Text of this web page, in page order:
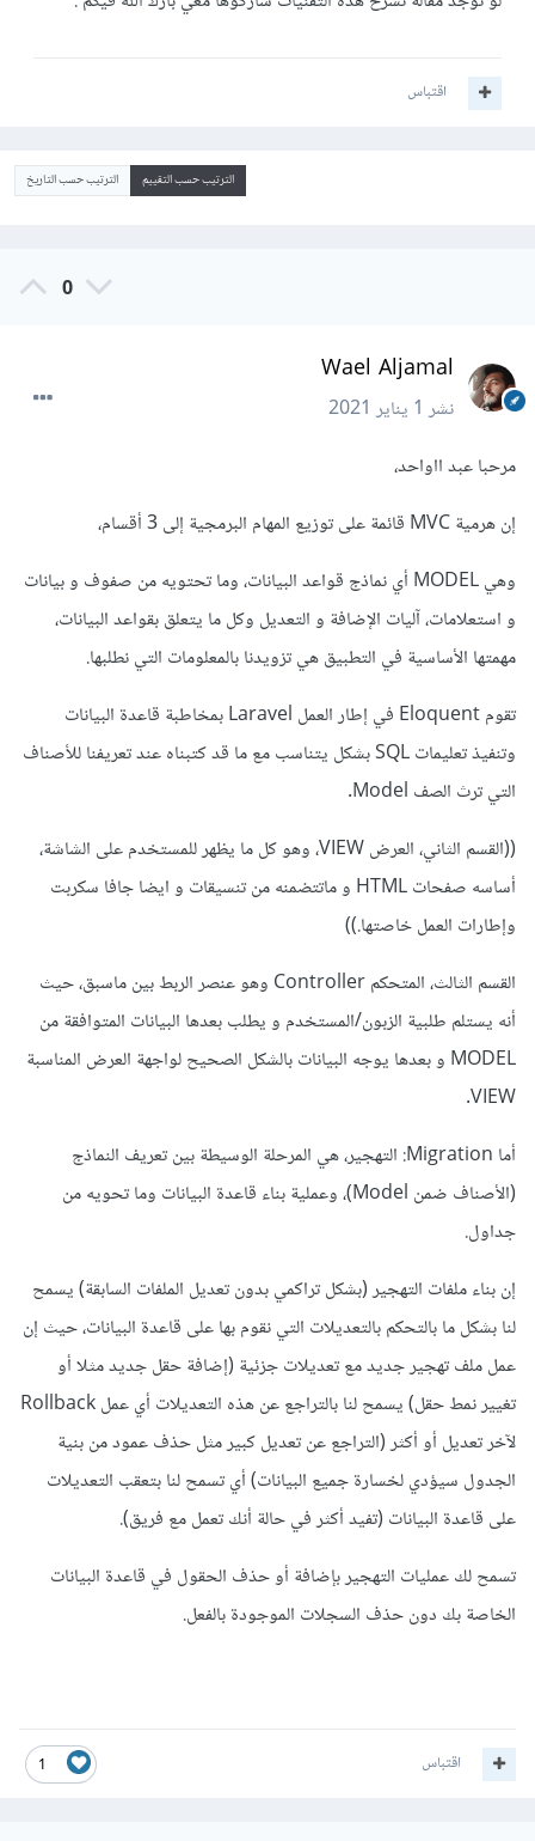
اقتباس
الترتيب حسب التقييم الترتيب حسب التاريخ
0
Wael Aljamal
نشر1 يناير 2021
مرحبا عبد ااواحد،
إن هرمية MVC قائمة على توزيع المهام البرمجية إلى 3 أقسام،
وهي MODEL أي نماذج قواعد البيانات، وما تحتويه من صفوف و بيانات
و استعلامات، آليات الإضافة و التعديل وكل ما يتعلق بقواعد البيانات،
مهمتها الأساسية في التطبيق هي تزويدنا بالمعلومات التي نطلبها.
تقوم Eloquent في إطار العمل Laravel بمخاطبة قاعدة البيانات
وتنفيذ تعليمات SQL بشكل يتناسب مع ما قد كتبناه عند تعريفنا للأصناف
التي ترث الصف Model.
((القسم الثاني، العرض VIEW، وهو كل ما يظهر للمستخدم على الشاشة،
أساسه صفحات HTML و ماتتضمنه من تنسيقات و ايضا جافا سكربت
وإطارات العمل خاصتها.))
القسم الثالث، المتحكم Controller وهو عنصر الربط بين ماسبق، حيث
أنه يستلم طلبية الزبون/المستخدم و يطلب بعدها البيانات المتوافقة من
MODEL و بعدها يوجه البيانات بالشكل الصحيح لواجهة العرض المناسبة
VIEW.
أما Migration: التهجير، هي المرحلة الوسيطة بين تعريف النماذج
(الأصناف ضمن Model)، وعملية بناء قاعدة البيانات وما تحويه من
جداول.
إن بناء ملفات التهجير (بشكل تراكمي بدون تعديل الملفات السابقة) يسمح
لنا بشكل ما بالتحكم بالتعديلات التي نقوم بها على قاعدة البيانات، حيث إن
عمل ملف تهجير جديد مع تعديلات جزئية (إضافة حقل جديد مثلا أو
تغيير نمط حقل) يسمح لنا بالتراجع عن هذه التعديلات أي عمل Rollback
لآخر تعديل أو أكثر (التراجع عن تعديل كبير مثل حذف عمود من بنية
الجدول سيؤدي لخسارة جميع البيانات) أي تسمح لنا بتعقب التعديلات
على قاعدة البيانات (تفيد أكثر في حالة أنك تعمل مع فريق).
تسمح لك عمليات التهجير بإضافة أو حذف الحقول في قاعدة البيانات
الخاصة بك دون حذف السجلات الموجودة بالفعل.
1 اقتباس